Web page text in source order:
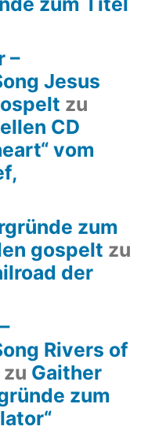
–
Jesus
zu
CD
vom
zum
gospelt zu
der
Rivers of
zu Gaither
zum